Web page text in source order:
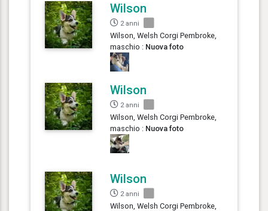
Wilson
2 anni
Wilson, Welsh Corgi Pembroke,
maschio : Nuova foto
Wilson
2 anni
Wilson, Welsh Corgi Pembroke,
maschio : Nuova foto
Wilson
2 anni
Wilson, Welsh Corgi Pembroke,